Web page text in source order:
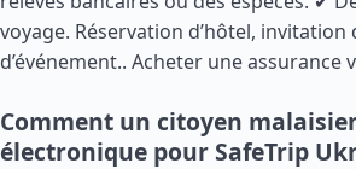
voyage. Réservation d’hôtel,
d’événement.. Acheter une assurance
Comment un citoyen
électronique pour SafeTrip